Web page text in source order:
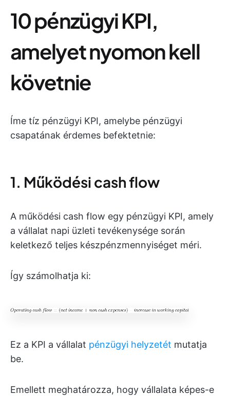
10 pénzügyi KPI,
amelyet nyomon kell
követnie
Íme tíz pénzügyi KPI, amelybe pénzügyi
csapatának érdemes befektetnie:
1. Működési cash flow
A működési cash flow egy pénzügyi KPI, amely
a vállalat napi üzleti tevékenysége során
keletkező teljes készpénzmennyiséget méri.
Így számolhatja ki:
Ez a KPI a vállalat pénzügyi helyzetét mutatja
be.
Emellett meghatározza, hogy vállalata képes-e